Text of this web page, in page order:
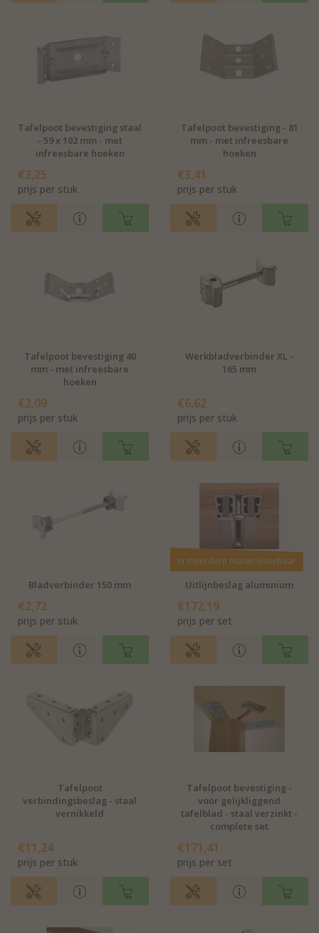
Tafelpoot bevestiging staal
- 59 x 102 mm - met
infreesbare hoeken
€3,25
prijs per stuk
Tafelpoot bevestiging - 81
mm - met infreesbare
hoeken
€3,41
prijs per stuk
Tafelpoot bevestiging 40
mm - met infreesbare
hoeken
€2,09
prijs per stuk
Werkbladverbinder XL -
165 mm
€6,62
prijs per stuk
Bladverbinder 150 mm
€2,72
prijs per stuk
In meerdere maten leverbaar
Uitlijnbeslag aluminium
€172,19
prijs per set
Tafelpoot
verbindingsbeslag - staal
vernikkeld
€11,24
prijs per stuk
Tafelpoot bevestiging -
voor gelijkliggend
tafelblad - staal verzinkt -
complete set
€171,41
prijs per set